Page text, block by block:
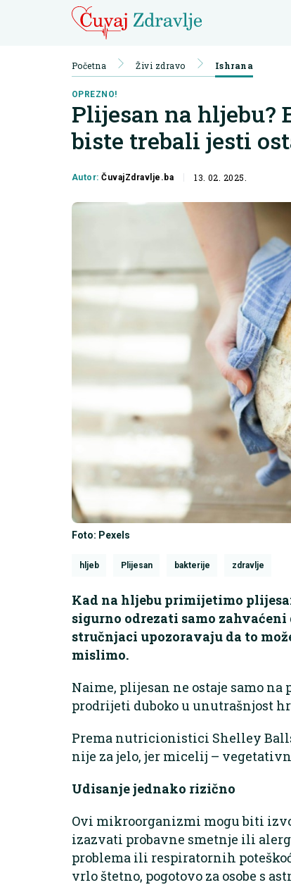
Početna Živi zdravo Ishrana
OPREZNO!
Plijesan na hljebu?
biste trebali jesti
Autor:ČuvajZdravlje.ba 13. 02. 2025.
Foto: Pexels
hljeb Plijesan bakterije zdravlje
Kad na hljebu primijetimo
sigurno odrezati samo
stručnjaci upozoravaju da to
mislimo.
Naime, plijesan ne ostaje samo
prodrijeti duboko u unutrašnjost
Prema nutricionistici Shelley
nije za jelo, jer micelij –
Udisanje jednako rizično
Ovi mikroorganizmi mogu biti
izazvati probavne smetnje ili
problema ili respiratornih
vrlo štetno, pogotovo za osobe s